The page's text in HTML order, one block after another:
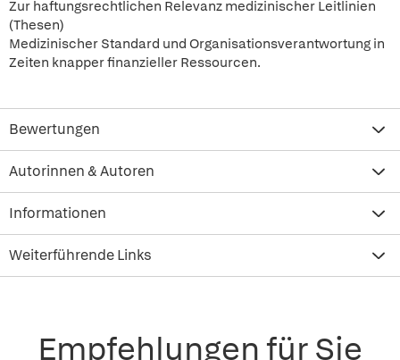
Zur haftungsrechtlichen Relevanz medizinischer Leitlinien
(Thesen)
Medizinischer Standard und Organisationsverantwortung in
Zeiten knapper finanzieller Ressourcen.
Bewertungen
Autorinnen & Autoren
Informationen
Weiterführende Links
Empfehlungen für Sie